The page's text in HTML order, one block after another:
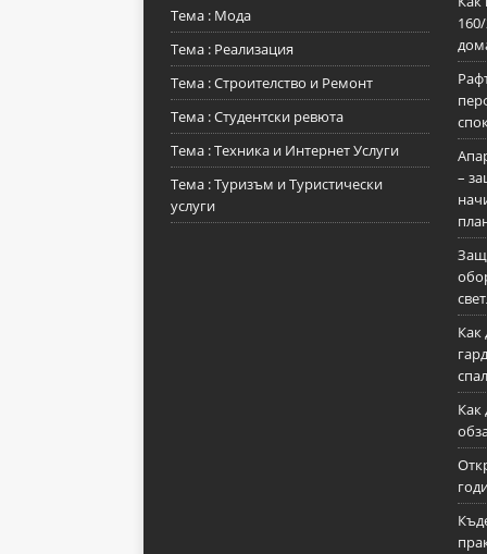
Тема : Мода
Тема : Реализация
Тема : Строителство и Ремонт
Тема : Студентски ревюта
Тема : Техника и Интернет Услуги
Тема : Туризъм и Туристически
услуги
–
Как
Как